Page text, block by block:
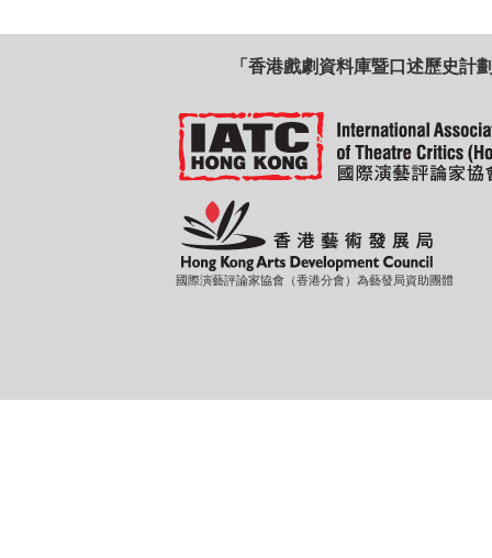
「香港戲劇資料庫暨口述歷史計
國際演藝評論家協會（香港分會）為藝發局資助團體